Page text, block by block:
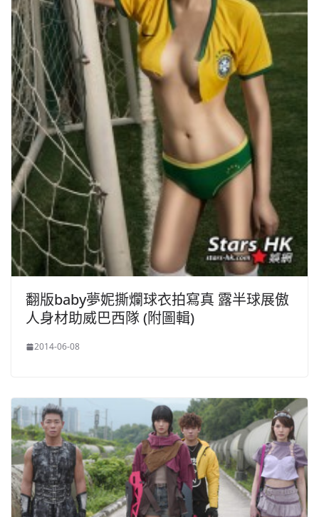
翻版baby夢妮撕爛球衣拍寫真 露半球展傲
人身材助威巴西隊 (附圖輯)
2014-06-08